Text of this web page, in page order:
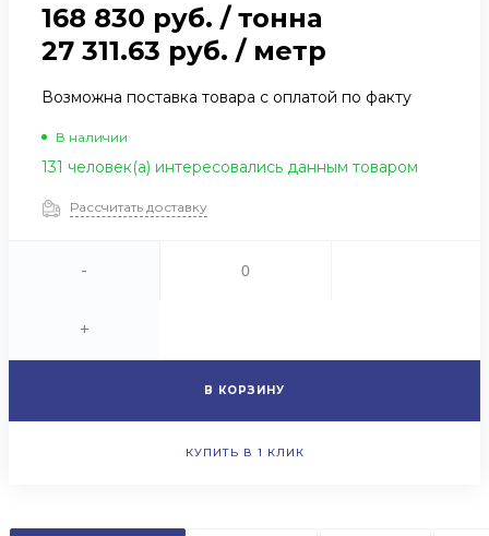
168 830 руб. / тонна
27 311.63 руб. / метр
Возможна поставка товара с оплатой по факту
В наличии
131 человек(а) интересовались данным товаром
Рассчитать доставку
-
+
В КОРЗИНУ
КУПИТЬ В 1 КЛИК